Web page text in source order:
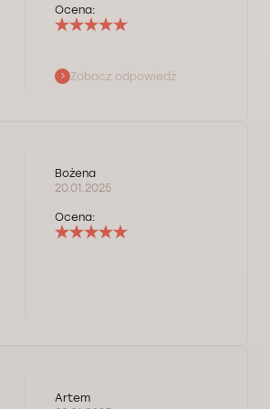
Ocena:
Zobacz odpowiedź
Bożena
20.01.2025
Ocena:
Artem